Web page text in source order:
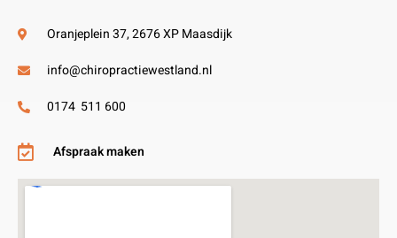
Oranjeplein 37, 2676 XP Maasdijk
info@chiropractiewestland.nl
0174 511 600
Afspraak maken